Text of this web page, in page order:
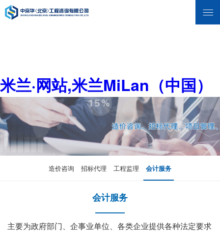
米兰·网站,米兰MiLan（中国）
造价咨询 招标代理 工程监理 会计服务
会计服务
主要为政府部门、企事业单位、各类企业提供各种法定要求